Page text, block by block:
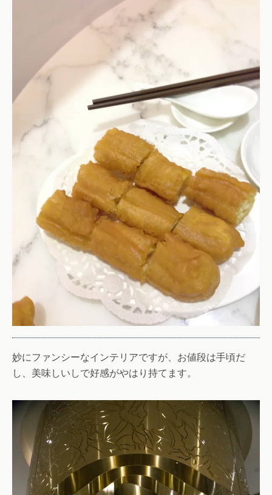
妙にファンシーなインテリアですが、お値段は手頃だ
し、美味しいしで好感がやはり持てます。